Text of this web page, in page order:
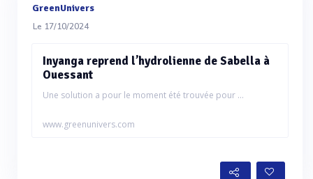
GreenUnivers
Le 17/10/2024
Inyanga reprend l’hydrolienne de Sabella à
Ouessant
Une solution a pour le moment été trouvée pour ...
www.greenunivers.com